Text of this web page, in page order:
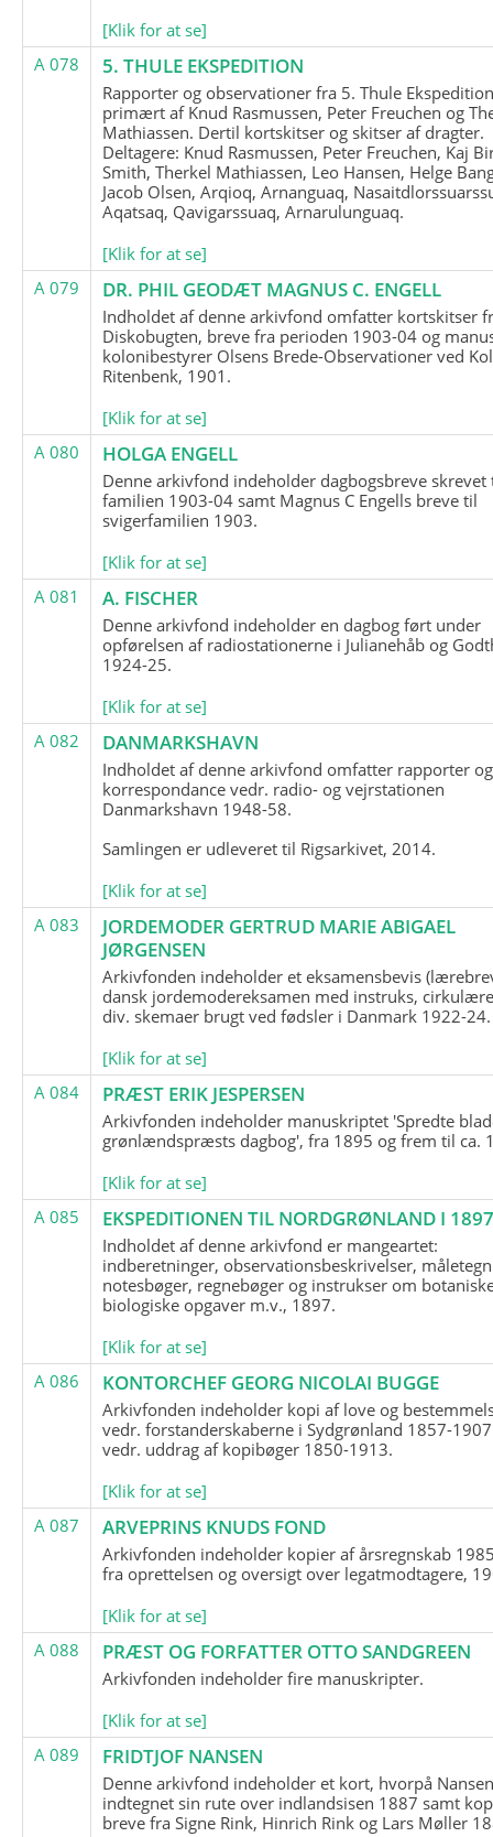
[Klik for at se]
A 078
5. THULE EKSPEDITION
Rapporter og observationer fra 5. Thule
primært af Knud Rasmussen, Peter Freuchen og
Mathiassen. Dertil kortskitser og skitser af dragter.
Deltagere: Knud Rasmussen, Peter Freuchen, Kaj
Smith, Therkel Mathiassen, Leo Hansen, Helge
Jacob Olsen, Arqioq, Arnanguaq,
Aqatsaq, Qavigarssuaq, Arnarulunguaq.
[Klik for at se]
A 079
DR. PHIL GEODÆT MAGNUS C. ENGELL
Indholdet af denne arkivfond omfatter kortskitser
Diskobugten, breve fra perioden 1903-04 og
kolonibestyrer Olsens Brede-Observationer ved
Ritenbenk, 1901.
[Klik for at se]
A 080
HOLGA ENGELL
Denne arkivfond indeholder dagbogsbreve skrevet
familien 1903-04 samt Magnus C Engells breve til
svigerfamilien 1903.
[Klik for at se]
A 081
A. FISCHER
Denne arkivfond indeholder en dagbog ført under
opførelsen af radiostationerne i Julianehåb og
1924-25.
[Klik for at se]
A 082
DANMARKSHAVN
Indholdet af denne arkivfond omfatter rapporter og
korrespondance vedr. radio- og vejrstationen
Danmarkshavn 1948-58.
Samlingen er udleveret til Rigsarkivet, 2014.
[Klik for at se]
A 083
JORDEMODER GERTRUD MARIE ABIGAEL
JØRGENSEN
Arkivfonden indeholder et eksamensbevis
dansk jordemodereksamen med instruks,
div. skemaer brugt ved fødsler i Danmark 1922-24.
[Klik for at se]
A 084
PRÆST ERIK JESPERSEN
Arkivfonden indeholder manuskriptet 'Spredte
grønlændspræsts dagbog', fra 1895 og frem til ca.
[Klik for at se]
A 085
EKSPEDITIONEN TIL NORDGRØNLAND I
Indholdet af denne arkivfond er mangeartet:
indberetninger, observationsbeskrivelser,
notesbøger, regnebøger og instrukser om
biologiske opgaver m.v., 1897.
[Klik for at se]
A 086
KONTORCHEF GEORG NICOLAI BUGGE
Arkivfonden indeholder kopi af love og
vedr. forstanderskaberne i Sydgrønland 1857-
vedr. uddrag af kopibøger 1850-1913.
[Klik for at se]
A 087
ARVEPRINS KNUDS FOND
Arkivfonden indeholder kopier af årsregnskab
fra oprettelsen og oversigt over legatmodtagere,
[Klik for at se]
A 088
PRÆST OG FORFATTER OTTO SANDGREEN
Arkivfonden indeholder fire manuskripter.
[Klik for at se]
A 089
FRIDTJOF NANSEN
Denne arkivfond indeholder et kort, hvorpå
indtegnet sin rute over indlandsisen 1887 samt
breve fra Signe Rink, Hinrich Rink og Lars Møller